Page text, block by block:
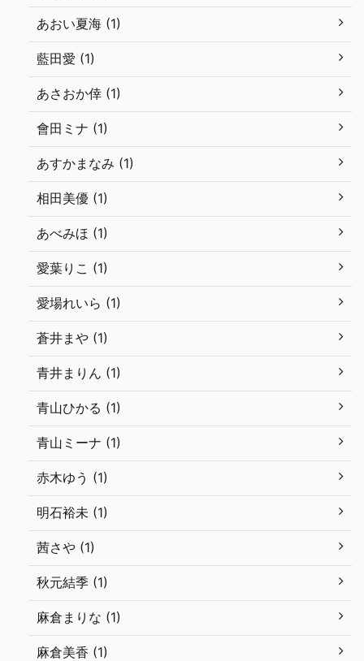
あおい夏海 (1)
藍田愛 (1)
あさおか倖 (1)
會田ミナ (1)
あすかまなみ (1)
相田美優 (1)
あべみほ (1)
愛葉りこ (1)
愛場れいら (1)
蒼井まや (1)
青井まりん (1)
青山ひかる (1)
青山ミーナ (1)
赤木ゆう (1)
明石裕未 (1)
茜さや (1)
秋元結季 (1)
麻倉まりな (1)
麻倉美香 (1)